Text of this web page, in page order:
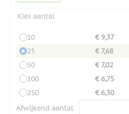
Kies aantal
10
€ 9,37
25
€ 7,68
50
€ 7,02
100
€ 6,75
250
€ 6,30
Afwijkend aantal